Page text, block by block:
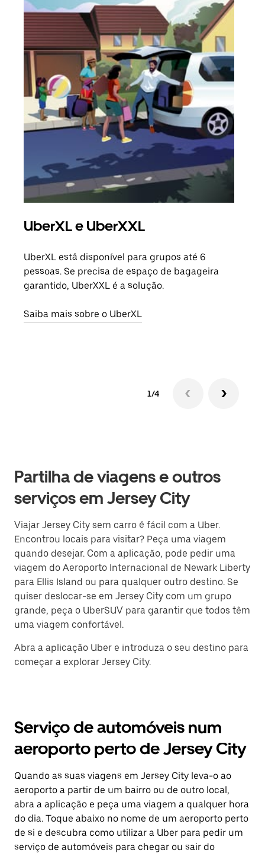
UberXL e UberXXL
UberXL está disponível para grupos até 6
pessoas. Se precisa de espaço de bagageira
garantido, UberXXL é a solução.
Saiba mais sobre o UberXL
1/4
Partilha de viagens e outros
serviços em Jersey City
Viajar Jersey City sem carro é fácil com a Uber.
Encontrou locais para visitar? Peça uma viagem
quando desejar. Com a aplicação, pode pedir uma
viagem do Aeroporto Internacional de Newark Liberty
para Ellis Island ou para qualquer outro destino. Se
quiser deslocar-se em Jersey City com um grupo
grande, peça o UberSUV para garantir que todos têm
uma viagem confortável.
Abra a aplicação Uber e introduza o seu destino para
começar a explorar Jersey City.
Serviço de automóveis num
aeroporto perto de Jersey City
Quando as suas viagens em Jersey City leva-o ao
aeroporto a partir de um bairro ou de outro local,
abra a aplicação e peça uma viagem a qualquer hora
do dia. Toque abaixo no nome de um aeroporto perto
de si e descubra como utilizar a Uber para pedir um
serviço de automóveis para chegar ou sair do